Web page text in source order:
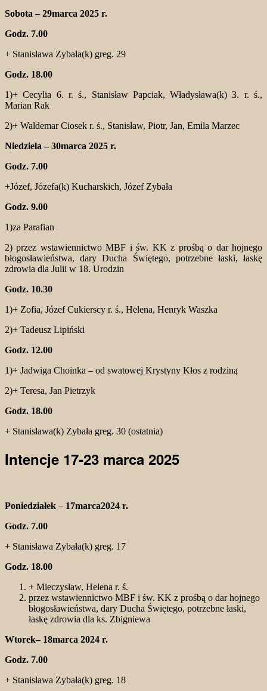
Sobota – 29marca 2025 r.
Godz. 7.00
+ Stanisława Zybała(k) greg. 29
Godz. 18.00
1)+ Cecylia 6. r. ś., Stanisław Papciak, Władysława(k) 3. r. ś.,
Marian Rak
2)+ Waldemar Ciosek r. ś., Stanisław, Piotr, Jan, Emila Marzec
Niedziela – 30marca 2025 r.
Godz. 7.00
+Józef, Józefa(k) Kucharskich, Józef Zybała
Godz. 9.00
1)za Parafian
2) przez wstawiennictwo MBF i św. KK z prośbą o dar hojnego
błogosławieństwa, dary Ducha Świętego, potrzebne łaski, łaskę
zdrowia dla Julii w 18. Urodzin
Godz. 10.30
1)+ Zofia, Józef Cukierscy r. ś., Helena, Henryk Waszka
2)+ Tadeusz Lipiński
Godz. 12.00
1)+ Jadwiga Choinka – od swatowej Krystyny Kłos z rodziną
2)+ Teresa, Jan Pietrzyk
Godz. 18.00
+ Stanisława(k) Zybała greg. 30 (ostatnia)
Intencje 17-23 marca 2025
Poniedziałek – 17marca2024 r.
Godz. 7.00
+ Stanisława Zybała(k) greg. 17
Godz. 18.00
+ Mieczysław, Helena r. ś.
przez wstawiennictwo MBF i św. KK z prośbą o dar hojnego
błogosławieństwa, dary Ducha Świętego, potrzebne łaski,
łaskę zdrowia dla ks. Zbigniewa
Wtorek– 18marca 2024 r.
Godz. 7.00
+ Stanisława Zybała(k) greg. 18